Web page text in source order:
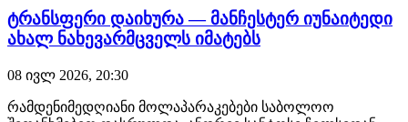
ტრანსფერი დაიხურა — მანჩესტერ იუნაიტედი
ახალ ნახევარმცველს იმატებს
08 ივლ 2026, 20:30
რამდენიმედღიანი მოლაპარაკებები საბოლოო